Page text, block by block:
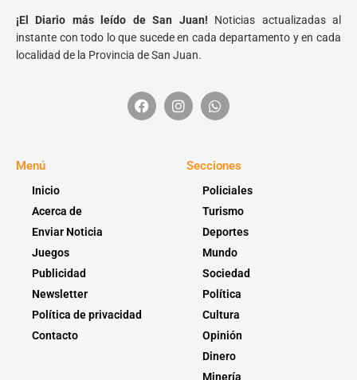
¡El Diario más leído de San Juan! Noticias actualizadas al
instante con todo lo que sucede en cada departamento y en cada
localidad de la Provincia de San Juan.
Menú
Inicio
Acerca de
Enviar Noticia
Juegos
Publicidad
Newsletter
Política de privacidad
Contacto
Secciones
Policiales
Turismo
Deportes
Mundo
Sociedad
Política
Cultura
Opinión
Dinero
Minería